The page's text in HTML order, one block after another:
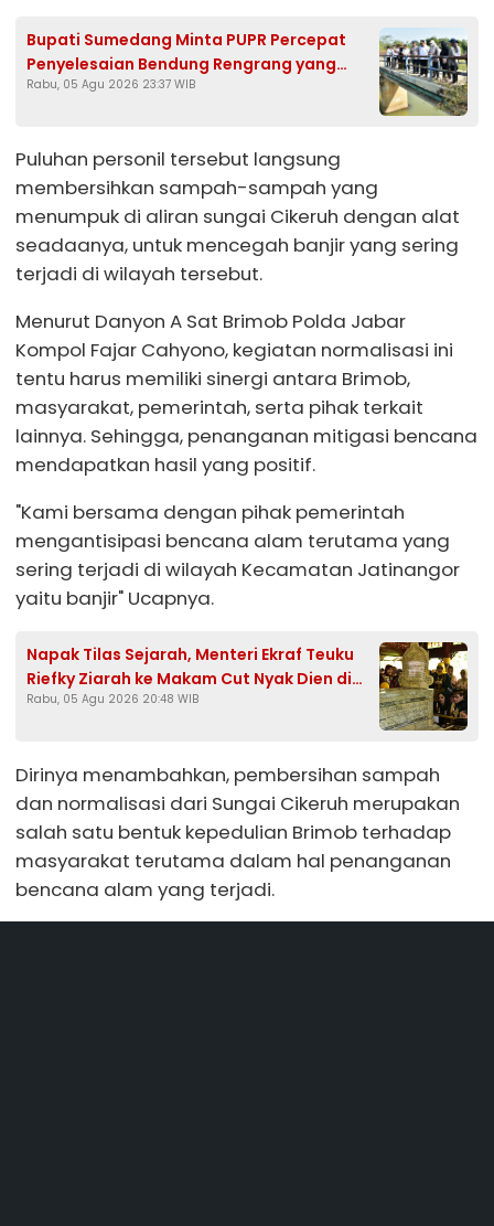
Bupati Sumedang Minta PUPR Percepat
Penyelesaian Bendung Rengrang yang
Belum Berfungsi Optimal
Rabu, 05 Agu 2026 23:37 WIB
Puluhan personil tersebut langsung
membersihkan sampah-sampah yang
menumpuk di aliran sungai Cikeruh dengan alat
seadaanya, untuk mencegah banjir yang sering
terjadi di wilayah tersebut.
Menurut Danyon A Sat Brimob Polda Jabar
Kompol Fajar Cahyono, kegiatan normalisasi ini
tentu harus memiliki sinergi antara Brimob,
masyarakat, pemerintah, serta pihak terkait
lainnya. Sehingga, penanganan mitigasi bencana
mendapatkan hasil yang positif.
"Kami bersama dengan pihak pemerintah
mengantisipasi bencana alam terutama yang
sering terjadi di wilayah Kecamatan Jatinangor
yaitu banjir" Ucapnya.
Napak Tilas Sejarah, Menteri Ekraf Teuku
Riefky Ziarah ke Makam Cut Nyak Dien di
Sumedang
Rabu, 05 Agu 2026 20:48 WIB
Dirinya menambahkan, pembersihan sampah
dan normalisasi dari Sungai Cikeruh merupakan
salah satu bentuk kepedulian Brimob terhadap
masyarakat terutama dalam hal penanganan
bencana alam yang terjadi.